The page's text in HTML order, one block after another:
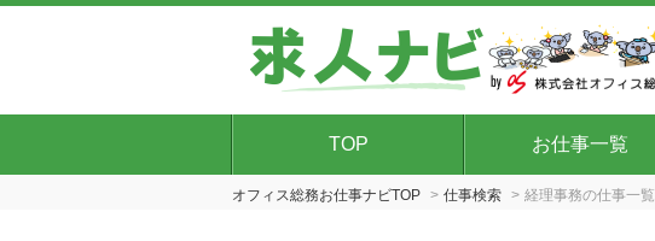
TOP お仕事一覧
オフィス総務お仕事ナビTOP 仕事検索 経理事務の仕事一覧